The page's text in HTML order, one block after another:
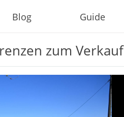
Blog Guide
zum Verkauf